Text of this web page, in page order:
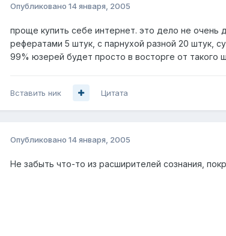
Опубликовано 14 января, 2005
проще купить себе интернет. это дело не
рефератами 5 штук, с парнухой разной 20 штук,
99% юзерей будет просто в восторге от такого
Вставить ник Цитата
Опубликовано 14 января, 2005
Не забыть что-то из расширителей сознания,